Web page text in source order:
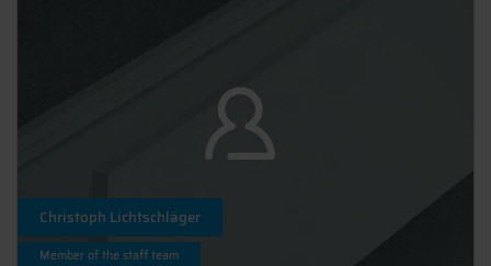
Christoph Lichtschläger
Member of the staff team